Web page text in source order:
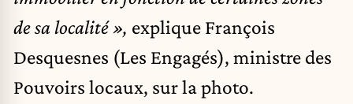
de sa localité », explique François
Desquesnes (Les Engagés), ministre des
Pouvoirs locaux, sur la photo.